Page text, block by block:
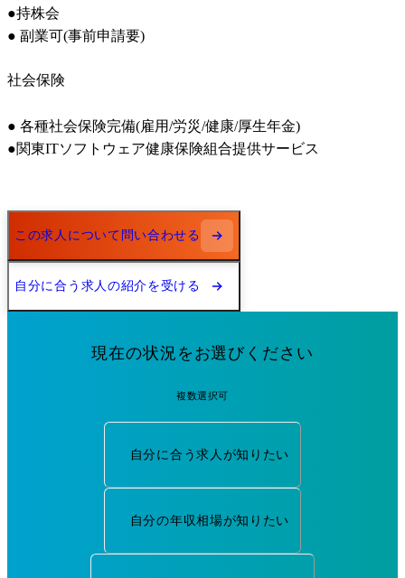
●持株会
● 副業可(事前申請要)
社会保険
● 各種社会保険完備(雇用/労災/健康/厚生年金)
●関東ITソフトウェア健康保険組合提供サービス
この求人について問い合わせる
自分に合う求人の紹介を受ける
現在の状況をお選びください
複数選択可
自分に合う求人が知りたい
自分の年収相場が知りたい